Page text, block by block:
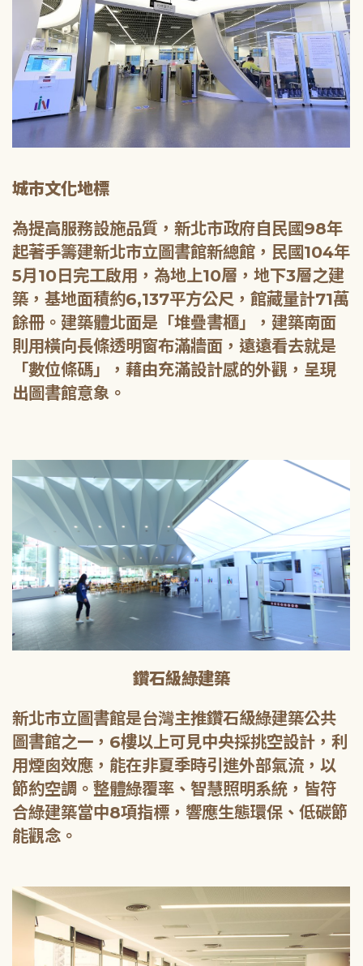
城市文化地標
為提高服務設施品質，新北市政府自民國98年
起著手籌建新北市立圖書館新總館，民國104年
5月10日完工啟用，為地上10層，地下3層之建
築，基地面積約6,137平方公尺，館藏量計71萬
餘冊。建築體北面是「堆疊書櫃」，建築南面
則用橫向長條透明窗布滿牆面，遠遠看去就是
「數位條碼」，藉由充滿設計感的外觀，呈現
出圖書館意象。
鑽石級綠建築
新北市立圖書館是台灣主推鑽石級綠建築公共
圖書館之一，6樓以上可見中央採挑空設計，利
用煙囪效應，能在非夏季時引進外部氣流，以
節約空調。整體綠覆率、智慧照明系統，皆符
合綠建築當中8項指標，響應生態環保、低碳節
能觀念。